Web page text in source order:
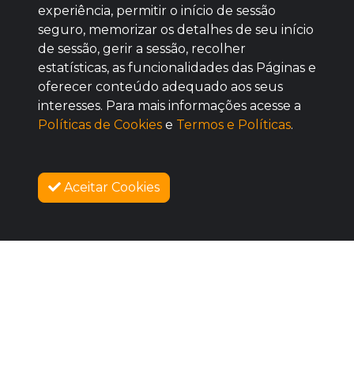
Baixe agora nosso app
SOBRE NÓS
experiência, permitir o início de sessão
seguro, memorizar os detalhes de seu início
de sessão, gerir a sessão, recolher
estatísticas, as funcionalidades das Páginas e
oferecer conteúdo adequado aos seus
interesses. Para mais informações acesse a
Políticas de Cookies e Termos e Políticas.
Aceitar Cookies